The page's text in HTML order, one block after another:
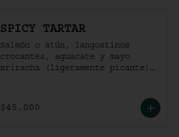
SPICY TARTAR
Salmón o atún, langostinos
crocantes, aguacate y mayo
sriracha (ligeramente picante).
$45.000